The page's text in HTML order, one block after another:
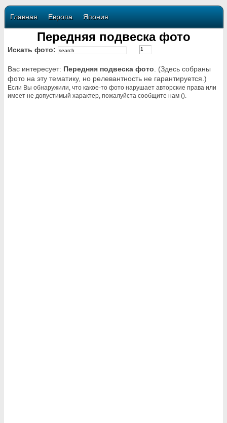
Главная Европа Япония
Передняя подвеска фото
Искать фото:
Вас интересует: Передняя подвеска фото . (Здесь собраны
фото на эту тематику, но релевантность не гарантируется.)
Если Вы обнаружили, что какое-то фото нарушает авторские права или
имеет не допустимый характер, пожалуйста сообщите нам ().